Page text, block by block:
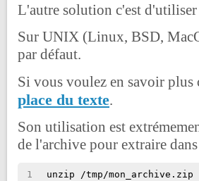
L'autre solution c'est
Sur UNIX (Linux, BSD,
par défaut.
Si vous voulez en savoir plus
place du texte.
Son utilisation est
de l'archive pour extraire
1 unzip /tmp/mon_archive.zip